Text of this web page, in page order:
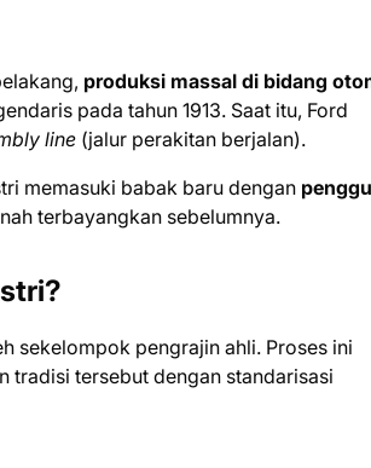
produksi massal di bidang
pada tahun 1913. Saat itu, Ford
line (jalur perakitan berjalan).
memasuki babak baru dengan
terbayangkan sebelumnya.
sekelompok pengrajin ahli. Proses ini
tradisi tersebut dengan standarisasi